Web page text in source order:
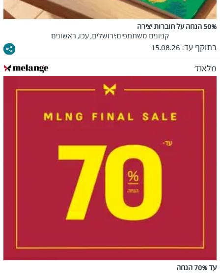
50% הנחה על חוברות יצירה
קניונים משתתפים:ירושלים, עכו, ראשונים
בתוקף עד: 15.08.26
מלאנז'
עד 70% הנחה